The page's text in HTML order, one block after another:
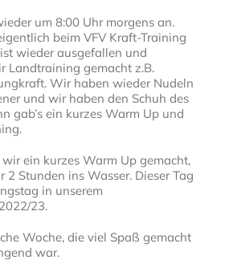
um 8:00 Uhr morgens an.
beim VFV Kraft-Training
wieder ausgefallen und
Landtraining gemacht z.B.
Wir haben wieder Nudeln
und wir haben den Schuh des
gab’s ein kurzes Warm Up und
ein kurzes Warm Up gemacht,
2 Stunden ins Wasser. Dieser Tag
in unserem
23.
Woche, die viel Spaß gemacht
war.